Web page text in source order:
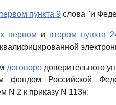
пункта 9 слова "и
первом и втором пункта
договоредоверительного
фондом Российской
N 2 к приказу N 113н: